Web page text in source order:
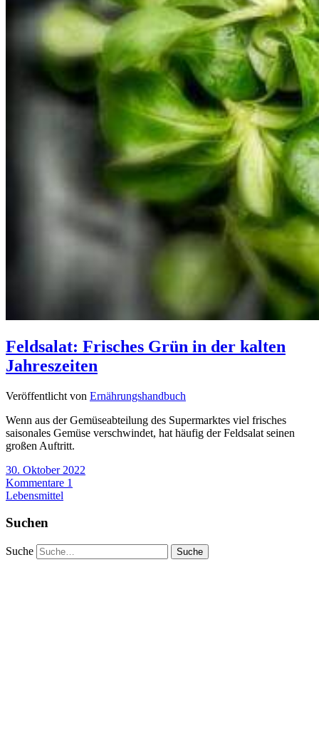
Feldsalat: Frisches Grün in der kalten
Jahreszeiten
Veröffentlicht von Ernährungshandbuch
Wenn aus der Gemüseabteilung des Supermarktes viel frisches
saisonales Gemüse verschwindet, hat häufig der Feldsalat seinen
großen Auftritt.
30. Oktober 2022
Kommentare 1
Lebensmittel
Suchen
Suche